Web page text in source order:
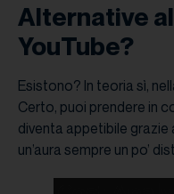
Alternative
YouTube?
Esistono? In teoria sì,
Certo, puoi prendere in
diventa appetibile grazie
un’aura sempre un po’